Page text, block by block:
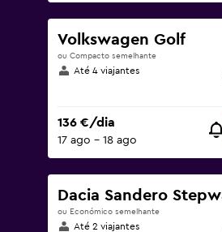
Volkswagen Golf
ou Compacto semelhante
Até 4 viajantes
136 €/dia
17 ago – 18 ago
Dacia Sandero
ou Económico semelhante
Até 2 viajantes